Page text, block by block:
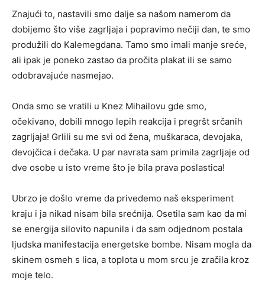
Znajući to, nastavili smo dalje sa našom namerom da
dobijemo što više zagrljaja i popravimo nečiji dan, te smo
produžili do Kalemegdana. Tamo smo imali manje sreće,
ali ipak je poneko zastao da pročita plakat ili se samo
odobravajuće nasmejao.
Onda smo se vratili u Knez Mihailovu gde smo,
očekivano, dobili mnogo lepih reakcija i pregršt srčanih
zagrljaja! Grlili su me svi od žena, muškaraca, devojaka,
devojčica i dečaka. U par navrata sam primila zagrljaje od
dve osobe u isto vreme što je bila prava poslastica!
Ubrzo je došlo vreme da privedemo naš eksperiment
kraju i ja nikad nisam bila srećnija. Osetila sam kao da mi
se energija silovito napunila i da sam odjednom postala
ljudska manifestacija energetske bombe. Nisam mogla da
skinem osmeh s lica, a toplota u mom srcu je zračila kroz
moje telo.